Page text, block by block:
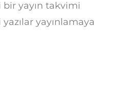
yayın takvimi
yayınlamaya